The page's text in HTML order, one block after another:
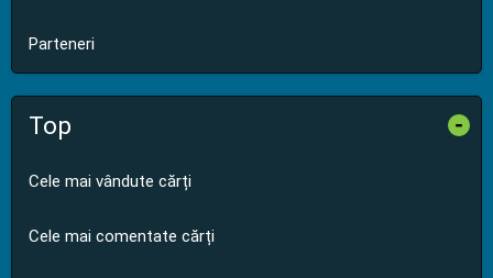
Parteneri
Top -
Cele mai vândute cărți
Cele mai comentate cărți